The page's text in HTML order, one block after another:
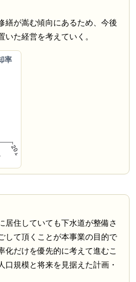
繕が嵩む傾向にあるため、今後
いた経営を考えていく。
率
居住していても下水道が整備さ
して頂くことが本事業の目的で
化だけを優先的に考えて進むこ
口規模と将来を見据えた計画・